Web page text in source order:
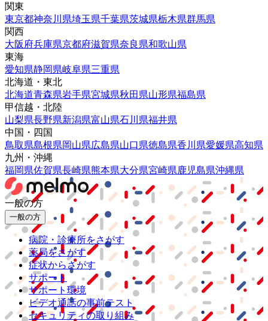
関東
東京都神奈川県埼玉県千葉県茨城県栃木県群馬県
関西
大阪府兵庫県京都府滋賀県奈良県和歌山県
東海
愛知県静岡県岐阜県三重県
北海道・東北
北海道青森県岩手県宮城県秋田県山形県福島県
甲信越・北陸
山梨県長野県新潟県富山県石川県福井県
中国・四国
鳥取県島根県岡山県広島県山口県徳島県香川県愛媛県高知県
九州・沖縄
福岡県佐賀県長崎県熊本県大分県宮崎県鹿児島県沖縄県
一般の方
一般の方
病院・診療所をさがす
薬局をさがす
症状からさがす
サポート
サポート環境
ビデオ通話の事前テスト
セキュリティの取り組み